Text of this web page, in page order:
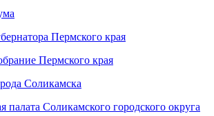
Пермского края
Пермского края
Соликамска
палата Соликамского городского округа